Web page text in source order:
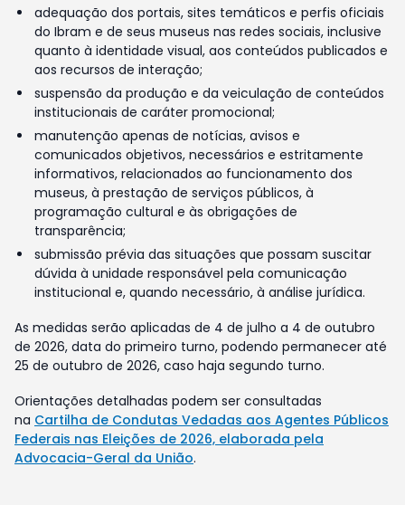
adequação dos portais, sites temáticos e perfis oficiais
do Ibram e de seus museus nas redes sociais, inclusive
quanto à identidade visual, aos conteúdos publicados e
aos recursos de interação;
suspensão da produção e da veiculação de conteúdos
institucionais de caráter promocional;
manutenção apenas de notícias, avisos e
comunicados objetivos, necessários e estritamente
informativos, relacionados ao funcionamento dos
museus, à prestação de serviços públicos, à
programação cultural e às obrigações de
transparência;
submissão prévia das situações que possam suscitar
dúvida à unidade responsável pela comunicação
institucional e, quando necessário, à análise jurídica.
As medidas serão aplicadas de 4 de julho a 4 de outubro
de 2026, data do primeiro turno, podendo permanecer até
25 de outubro de 2026, caso haja segundo turno.
Orientações detalhadas podem ser consultadas
na Cartilha de Condutas Vedadas aos Agentes Públicos
Federais nas Eleições de 2026, elaborada pela
Advocacia-Geral da União.